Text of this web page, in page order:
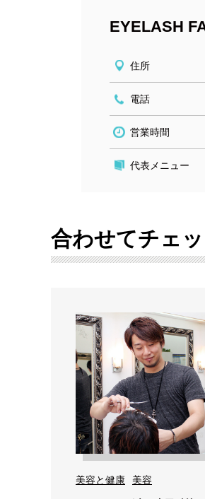
EYELASH
住所
電話
営業時間
代表メニュー
合わせてチェ
美容と健康
美容